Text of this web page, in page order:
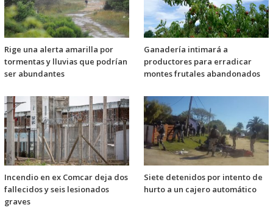
Rige una alerta amarilla por
tormentas y lluvias que podrían
ser abundantes
Ganadería intimará a
productores para erradicar
montes frutales abandonados
Incendio en ex Comcar deja dos
fallecidos y seis lesionados
graves
Siete detenidos por intento de
hurto a un cajero automático